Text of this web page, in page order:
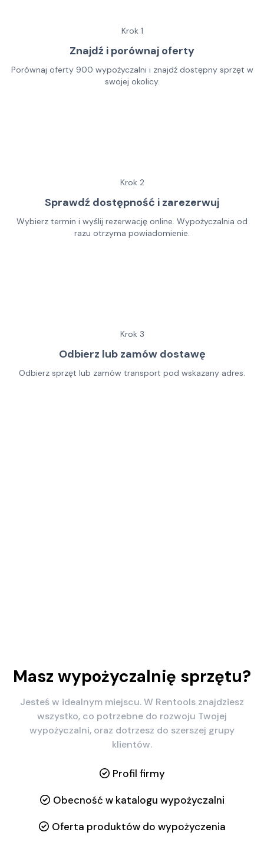
Krok 1
Znajdź i porównaj oferty
Porównaj oferty 900 wypożyczalni i znajdź dostępny sprzęt w
swojej okolicy.
Krok 2
Sprawdź dostępność i zarezerwuj
Wybierz termin i wyślij rezerwację online. Wypożyczalnia od
razu otrzyma powiadomienie.
Krok 3
Odbierz lub zamów dostawę
Odbierz sprzęt lub zamów transport pod wskazany adres.
Masz wypożyczalnię sprzętu?
Jesteś w idealnym miejscu. W Rentools znajdziesz
wszystko, co potrzebne do rozwoju Twojej
wypożyczalni, oraz dotrzesz do szerszej grupy
klientów.
Profil firmy
Obecność w katalogu wypożyczalni
Oferta produktów do wypożyczenia